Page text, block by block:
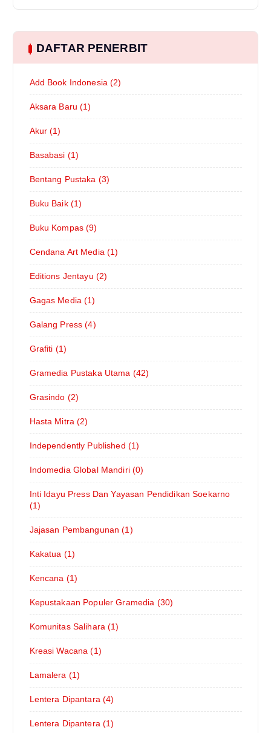
DAFTAR PENERBIT
Add Book Indonesia (2)
Aksara Baru (1)
Akur (1)
Basabasi (1)
Bentang Pustaka (3)
Buku Baik (1)
Buku Kompas (9)
Cendana Art Media (1)
Editions Jentayu (2)
Gagas Media (1)
Galang Press (4)
Grafiti (1)
Gramedia Pustaka Utama (42)
Grasindo (2)
Hasta Mitra (2)
Independently Published (1)
Indomedia Global Mandiri (0)
Inti Idayu Press Dan Yayasan Pendidikan Soekarno
(1)
Jajasan Pembangunan (1)
Kakatua (1)
Kencana (1)
Kepustakaan Populer Gramedia (30)
Komunitas Salihara (1)
Kreasi Wacana (1)
Lamalera (1)
Lentera Dipantara (4)
Lentera Dipantera (1)